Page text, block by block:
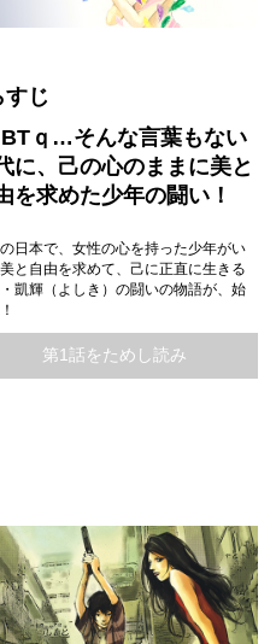
すじ
ｑ…そんな言葉もない
に、己の心のままに美と
を求めた少年の闘い！
日本で、女性の心を持った少年がい
と自由を求めて、己に正直に生きる
凱輝（よしき）の闘いの物語が、始
第1話をためし読み